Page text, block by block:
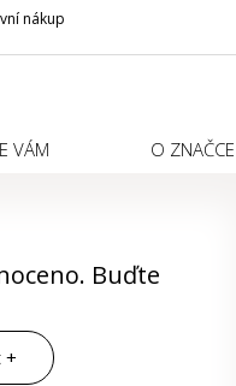
nákup
VÁM O ZNAČCE
Buďte
+